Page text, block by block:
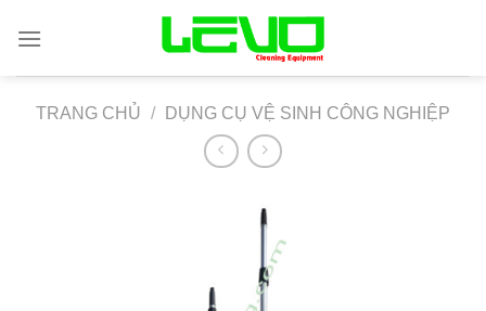
TRANG CHỦ / DỤNG CỤ VỆ SINH CÔNG NGHIỆP